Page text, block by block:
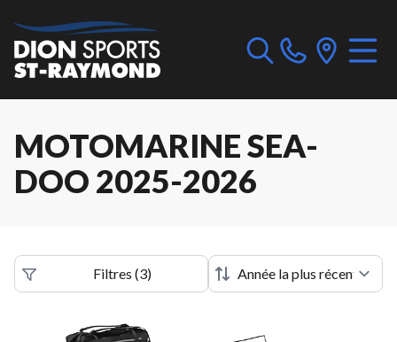
MOTOMARINE SEA-
DOO 2025-2026
Filtres (3)